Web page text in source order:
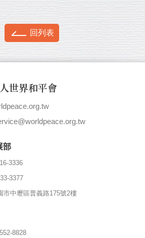
回列表
世界和平會
部
3336
3377
市中壢區普義路175號2樓
8828